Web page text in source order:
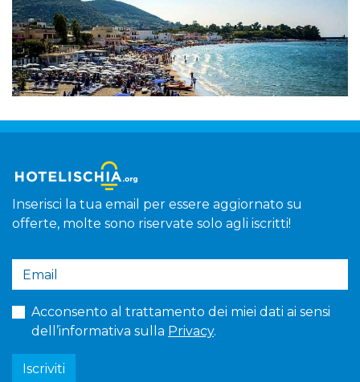
Inserisci la tua email per essere aggiornato su
offerte, molte sono riservate solo agli iscritti!
Acconsento al trattamento dei miei dati ai sensi
dell’informativa sulla Privacy.
Iscriviti